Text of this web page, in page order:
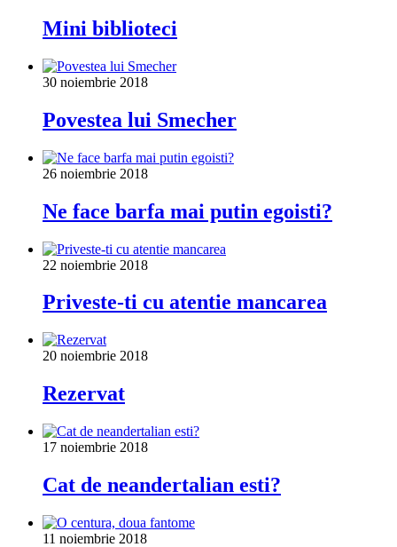
Mini biblioteci
30 noiembrie 2018
Povestea lui Smecher
26 noiembrie 2018
Ne face barfa mai putin egoisti?
22 noiembrie 2018
Priveste-ti cu atentie mancarea
20 noiembrie 2018
Rezervat
17 noiembrie 2018
Cat de neandertalian esti?
11 noiembrie 2018